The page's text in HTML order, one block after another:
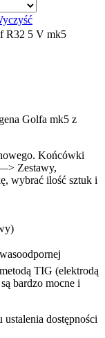
R32 5 V mk5
Golfa mk5 z
Końcówki
Zestawy,
wybrać ilość sztuk i
TIG (elektrodą
bardzo mocne i
dostępności